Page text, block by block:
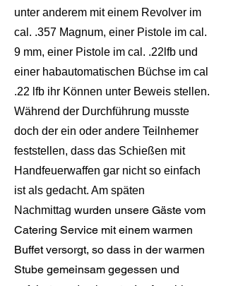
unter anderem mit einem Revolver im
cal. .357 Magnum, einer Pistole im cal.
9 mm, einer Pistole im cal. .22lfb und
einer habautomatischen Büchse im cal
.22 lfb ihr Können unter Beweis stellen.
Während der Durchführung musste
doch der ein oder andere Teilnhemer
feststellen, dass das Schießen mit
Handfeuerwaffen gar nicht so einfach
istals gedacht. Am späten
Nachmittag wurden unsere Gäste vom
Catering Service mit einem warmen
Buffet versorgt, so dass in der warmen
Stube gemeinsam gegessen und